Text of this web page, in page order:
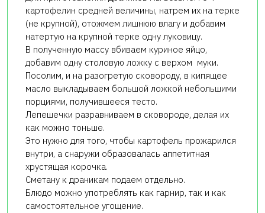
картофелин средней величины, натрем их на терке
(не крупной), отожмем лишнюю влагу и добавим
натертую на крупной терке одну луковицу.
В полученную массу вбиваем куриное яйцо,
добавим одну столовую ложку с верхом муки.
Посолим, и на разогретую сковороду, в кипящее
масло выкладываем большой ложкой небольшими
порциями, получившееся тесто.
Лепешечки разравниваем в сковороде, делая их
как можно тоньше.
Это нужно для того, чтобы картофель прожарился
внутри, а снаружи образовалась аппетитная
хрустящая корочка.
Сметану к драникам подаем отдельно.
Блюдо можно употреблять как гарнир, так и как
самостоятельное угощение.